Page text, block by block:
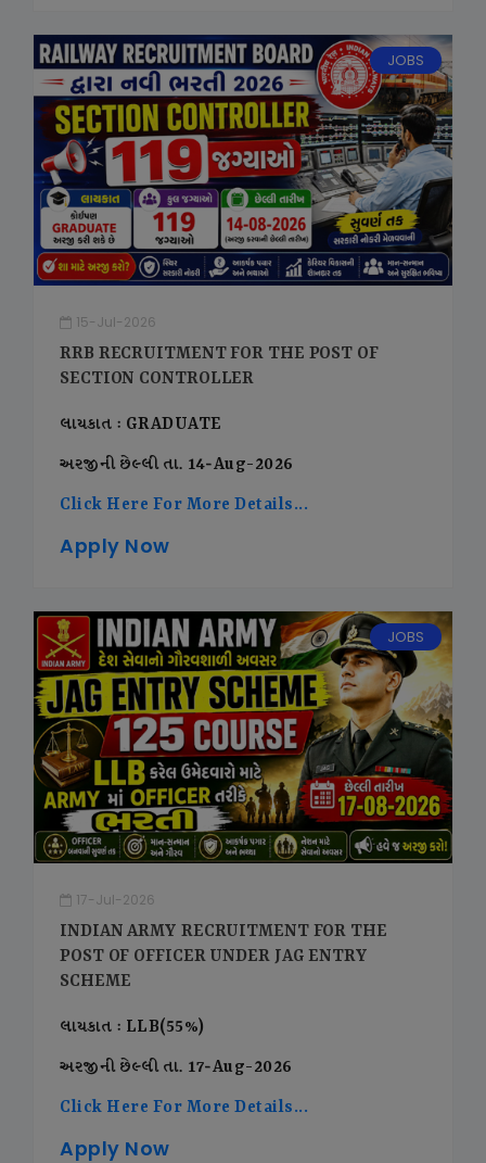
JOBS
15-Jul-2026
RRB RECRUITMENT FOR THE POST OF
SECTION CONTROLLER
લાયકાત : GRADUATE
અરજીની છેલ્લી તા. 14-Aug-2026
Click Here For More Details...
Apply Now
JOBS
17-Jul-2026
INDIAN ARMY RECRUITMENT FOR THE
POST OF OFFICER UNDER JAG ENTRY
SCHEME
લાયકાત : LLB(55%)
અરજીની છેલ્લી તા. 17-Aug-2026
Click Here For More Details...
Apply Now